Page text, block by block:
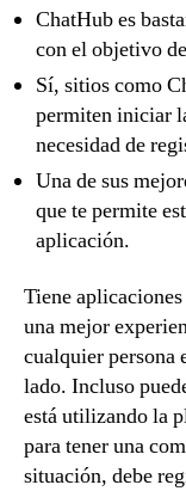
ChatHub es
con el objetivo
Sí, sitios como
permiten iniciar
necesidad de
Una de sus
que te permite
aplicación.
Tiene
una mejor
cualquier persona
lado. Incluso
está utilizando la
para tener una
situación, debe